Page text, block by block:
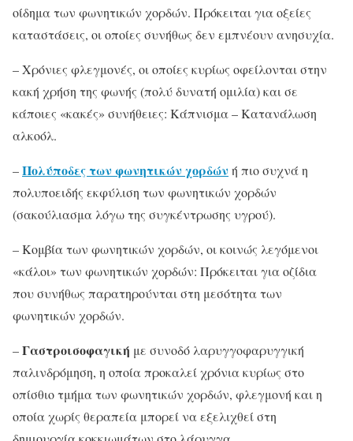
οίδημα των φωνητικών χορδών. Πρόκειται για οξείες
καταστάσεις, οι οποίες συνήθως δεν εμπνέουν ανησυχία.
– Χρόνιες φλεγμονές, οι οποίες κυρίως οφείλονται στην
κακή χρήση της φωνής (πολύ δυνατή ομιλία) και σε
κάποιες «κακές» συνήθειες: Kάπνισμα – Κατανάλωση
αλκοόλ.
–Πολύποδες των φωνητικών χορδώνή πιο συχνά η
πολυποειδής εκφύλιση των φωνητικών χορδών
(σακούλιασμα λόγω της συγκέντρωσης υγρού).
– Κομβία των φωνητικών χορδών, οι κοινώς λεγόμενοι
«κάλοι» των φωνητικών χορδών: Πρόκειται για οζίδια
που συνήθως παρατηρούνται στη μεσότητα των
φωνητικών χορδών.
–Γαστροισοφαγική με συνοδό λαρυγγοφαρυγγική
παλινδρόμηση, η οποία προκαλεί χρόνια κυρίως στο
οπίσθιο τμήμα των φωνητικών χορδών, φλεγμονή και η
οποία χωρίς θεραπεία μπορεί να εξελιχθεί στη